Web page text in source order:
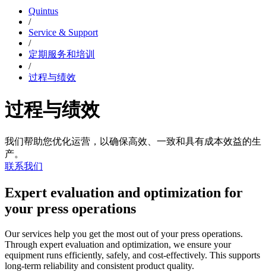
Quintus
/
Service & Support
/
定期服务和培训
/
过程与绩效
过程与绩效
我们帮助您优化运营，以确保高效、一致和具有成本效益的生
产。
联系我们
Expert evaluation and optimization for
your press operations
Our services help you get the most out of your press operations.
Through expert evaluation and optimization, we ensure your
equipment runs efficiently, safely, and cost-effectively. This supports
long-term reliability and consistent product quality.